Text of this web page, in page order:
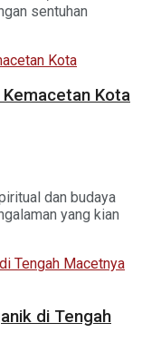
sentuhan
Kota
dan budaya
yang kian
di Tengah